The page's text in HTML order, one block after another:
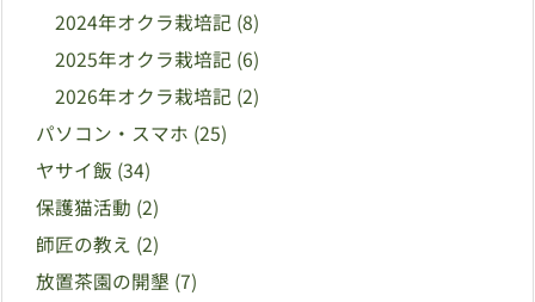
2024年オクラ栽培記 (8)
2025年オクラ栽培記 (6)
2026年オクラ栽培記 (2)
パソコン・スマホ (25)
ヤサイ飯 (34)
保護猫活動 (2)
師匠の教え (2)
放置茶園の開墾 (7)